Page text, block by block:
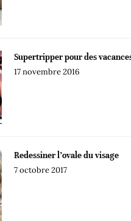
Supertripper pour des
17 novembre 2016
Redessiner l’ovale du visage
7 octobre 2017